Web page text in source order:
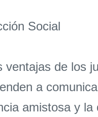
Social
ventajas de los
a
amistosa y